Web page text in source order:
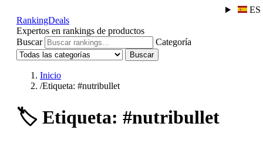
ES
RankingDeals
Expertos en rankings de productos
Buscar
Categoría
Buscar
Inicio
/Etiqueta: #nutribullet
🏷️ Etiqueta: #nutribullet